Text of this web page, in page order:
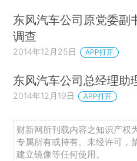
东风汽车公司原党委副
调查
2014年12月25日 APP打开
东风汽车公司总经理助
2014年12月19日 APP打开
财新网所刊载内容之知识产权
专属所有或持有。未经许可，
建立镜像等任何使用。